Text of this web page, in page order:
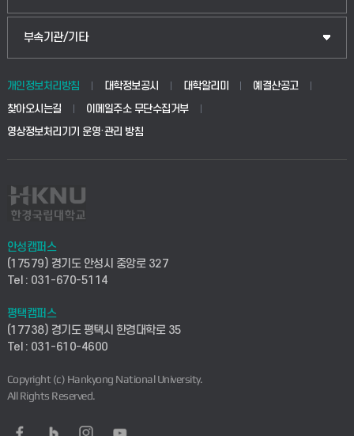
생명공학부
사회안전시스템공학부
컴퓨터응용수학부
ICT로봇기계공학부
전자전기공학부
디자인건축융합학부
공공정책대학원
교육대학원
웹메일
학사시스템(전문학사 및 전공심화)
사이버캠퍼스(전문학사 및 전공심화)
시설바로처리서비스
연구실안전관리시스템
산학연구관리시스템
찾아오시는길(평택)
부속기관/기타
중앙도서관
학생생활관(안성)
산학협력단
취업지원센터
창업지원센터
현장실습지원센터
개인정보처리방침 대학정보공시 대학알리미
예결산공고
찾아오시는길
이메일주소 무단수집거부
영상정보처리기기 운영·관리 방침
안성캠퍼스
(17579) 경기도 안성시 중앙로 327
Tel : 031-670-5114
평택캠퍼스
(17738) 경기도 평택시 한경대학로 35
Tel : 031-610-4600
Copyright (c) Hankyong National University.
All Rights Reserved.